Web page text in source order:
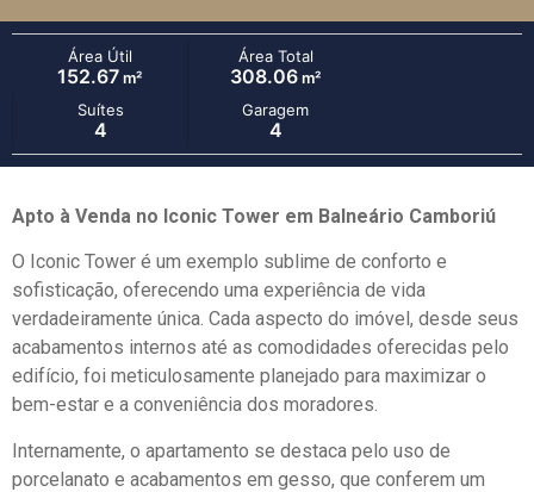
Área Útil
152.67 m²
Área Total
308.06 m²
Suítes
4
Garagem
4
Apto à Venda no Iconic Tower em Balneário Camboriú
O Iconic Tower é um exemplo sublime de conforto e
sofisticação, oferecendo uma experiência de vida
verdadeiramente única. Cada aspecto do imóvel, desde seus
acabamentos internos até as comodidades oferecidas pelo
edifício, foi meticulosamente planejado para maximizar o
bem-estar e a conveniência dos moradores.
Internamente, o apartamento se destaca pelo uso de
porcelanato e acabamentos em gesso, que conferem um